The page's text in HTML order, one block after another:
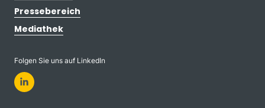
Pressebereich
Mediathek
Folgen Sie uns auf LinkedIn